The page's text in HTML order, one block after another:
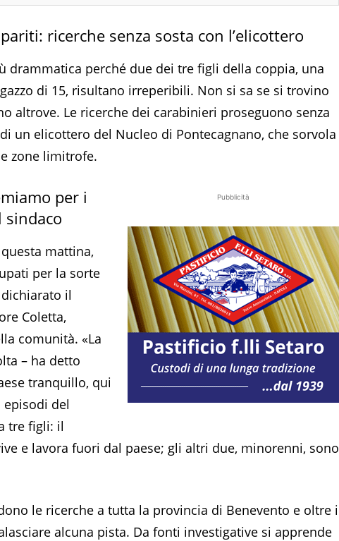
ricerche senza sosta con l’elicottero
drammatica perché due dei tre figli della coppia, una
di 15, risultano irreperibili. Non si sa se si trovino
altrove. Le ricerche dei carabinieri proseguono senza
un elicottero del Nucleo di Pontecagnano, che sorvola
zone limitrofe.
Pubblicità
per i
sindaco
mattina,
per la sorte
il
Coletta,
comunità. «La
– ha detto
tranquillo, qui
del
tre figli: il
e lavora fuori dal paese; gli altri due, minorenni, sono
le ricerche a tutta la provincia di Benevento e oltre i
alcuna pista. Da fonti investigative si apprende